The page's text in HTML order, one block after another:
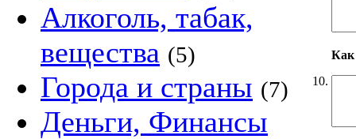
Алкоголь, табак,
вещества (5)
Города и страны (7)
Деньги, Финансы
10.
Как